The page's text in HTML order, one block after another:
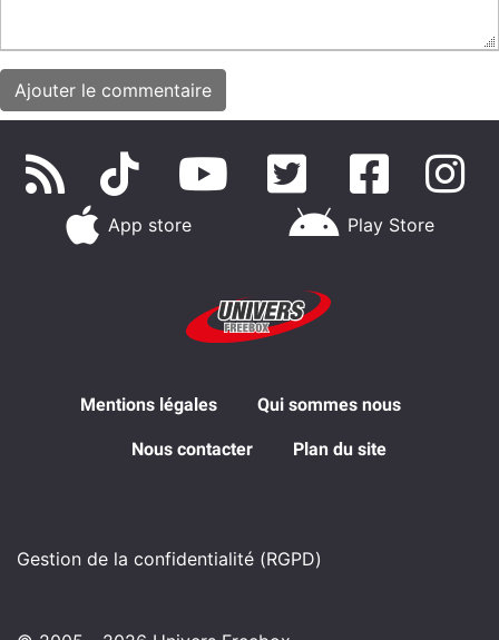
App store Play Store
Mentions légales Qui sommes nous
Nous contacter Plan du site
Gestion de la confidentialité (RGPD)